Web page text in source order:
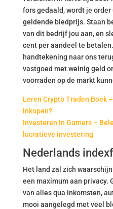
fors gedaald, wordt je
geldende biedprijs. Staan
van dit bedrijf jou aan, en
cent per aandeel te
handtekening naar ons
vastgoed met weinig geld
voorraden op de markt
Leren Crypto Traden Boek
inkopen?
Investeren In Gamers –
lucratieve investering
Nederlands
Het land zal zich
een maximum aan privacy.
van alles qua inkomsten,
mooi aangelegd met veel